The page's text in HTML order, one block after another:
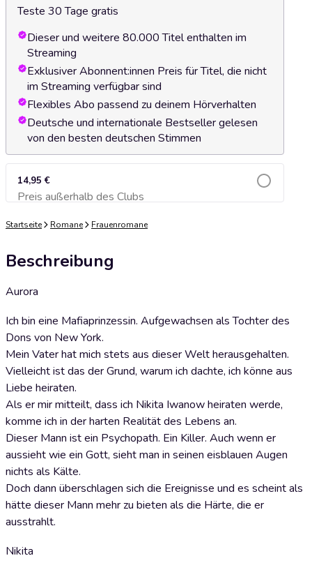
Teste 30 Tage gratis
Dieser und weitere 80.000 Titel enthalten im
Streaming
Exklusiver Abonnent:innen Preis für Titel, die nicht
im Streaming verfügbar sind
Flexibles Abo passend zu deinem Hörverhalten
Deutsche und internationale Bestseller gelesen
von den besten deutschen Stimmen
14,95 €
Preis außerhalb des ClubsZum Warenkorb hinzufügen
Startseite Romane Frauenromane
Beschreibung
Aurora
Ich bin eine Mafiaprinzessin. Aufgewachsen als Tochter des
Dons von New York.
Mein Vater hat mich stets aus dieser Welt herausgehalten.
Vielleicht ist das der Grund, warum ich dachte, ich könne aus
Liebe heiraten.
Als er mir mitteilt, dass ich Nikita Iwanow heiraten werde,
komme ich in der harten Realität des Lebens an.
Dieser Mann ist ein Psychopath. Ein Killer. Auch wenn er
aussieht wie ein Gott, sieht man in seinen eisblauen Augen
nichts als Kälte.
Doch dann überschlagen sich die Ereignisse und es scheint als
hätte dieser Mann mehr zu bieten als die Härte, die er
ausstrahlt.
Nikita